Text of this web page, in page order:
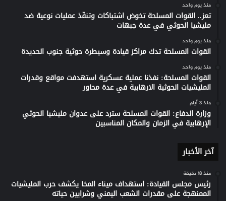
منذ يوم واحد
تعز.. القوات المسلحة تخوض اشتباكات وتنفّذ عمليات نوعية ضد
مليشيا الحوثي في عدة جبهات
منذ يوم واحد
القوات المسلحة تدك مراكز قيادة وسيطرة حوثية جنوب الحديدة
منذ يوم واحد
القوات المسلحة: نفذنا عملية عسكرية استهدفت مواقع وقدرات
المليشيات الحوثية الارهابية في عدة محاور
منذ 3 أيام
وزارة الدفاع: القوات المسلحة سترد على عدوان مليشيا الحوثي
الإرهابية في الزمان والمكان المناسبين
آخر الأخبار
منذ 18 دقيقة
رئيس مجلس القيادة: استهداف ميناء المخا يكشف حرب المليشيات
الممنهجة على مقدرات الشعب اليمني وشرايين حياته